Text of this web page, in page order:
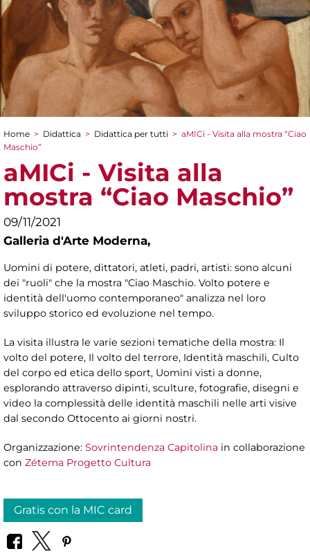
Tu sei qui
Home > Didattica > Didattica per tutti > aMICi - Visita alla mostra “Ciao
Maschio”
aMICi - Visita alla
mostra “Ciao Maschio”
09/11/2021
Galleria d'Arte Moderna,
Uomini di potere, dittatori, atleti, padri, artisti: sono alcuni
dei "ruoli" che la mostra "Ciao Maschio. Volto potere e
identità dell'uomo contemporaneo" analizza nel loro
sviluppo storico ed evoluzione nel tempo.
La visita illustra le varie sezioni tematiche della mostra: Il
volto del potere, Il volto del terrore, Identità maschili, Culto
del corpo ed etica dello sport, Uomini visti a donne,
esplorando attraverso dipinti, sculture, fotografie, disegni e
video la complessità delle identità maschili nelle arti visive
dal secondo Ottocento ai giorni nostri.
Organizzazione: Sovrintendenza Capitolina in collaborazione
con Zétema Progetto Cultura
Gratis con la MIC card